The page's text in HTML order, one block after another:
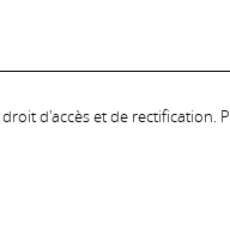
d'accès et de rectification.